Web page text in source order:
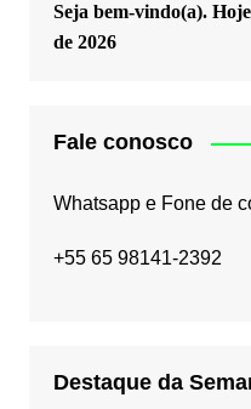
Seja bem-vindo(a).
de 2026
Fale conosco
Whatsapp e Fone de
+55 65 98141-2392
Destaque da